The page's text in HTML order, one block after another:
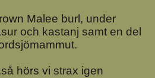
Malee burl, under
och kastanj samt en del
hörs vi strax igen